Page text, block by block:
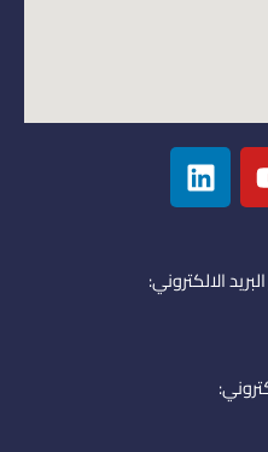
L
i
n
e
d
الالكتروني: